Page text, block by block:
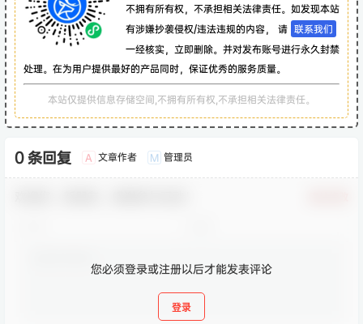
不拥有所有权，不承担相关法律责任。如发现本站
有涉嫌抄袭侵权/违法违规的内容， 请 联系我们
一经核实，立即删除。并对发布账号进行永久封禁
处理。在为用户提供最好的产品同时，保证优秀的服务质量。
本站仅提供信息存储空间,不拥有所有权,不承担相关法律责任。
0 条回复 A 文章作者 M 管理员
您必须登录或注册以后才能发表评论
登录